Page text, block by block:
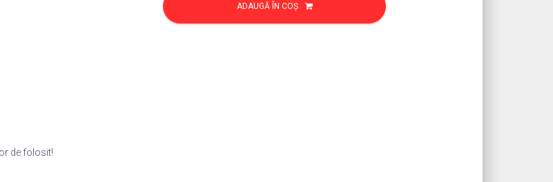
ADAUGĂ ÎN COȘ
de folosit!